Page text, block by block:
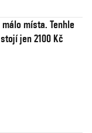
místa. Tenhle
jen 2100 Kč